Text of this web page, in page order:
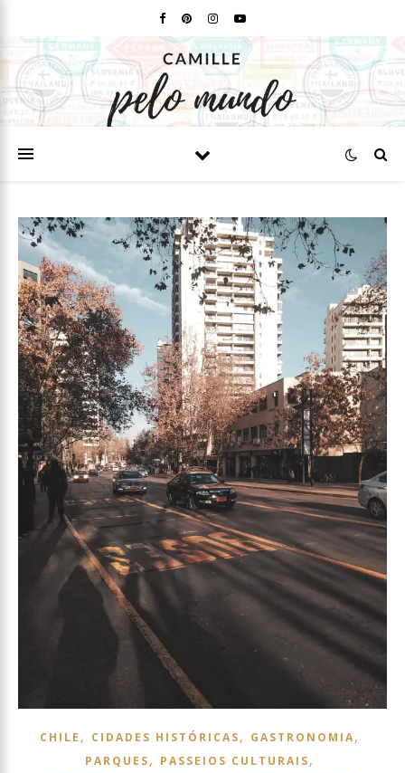
CHILE , CIDADES HISTÓRICAS, GASTRONOMIA,
PARQUES, PASSEIOS CULTURAIS,